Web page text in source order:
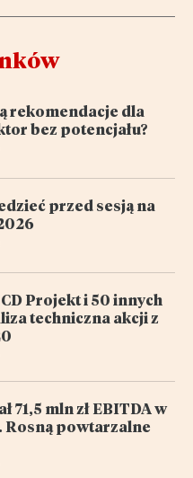
rekomendacje dla
bez potencjału?
przed sesją na
Projekt i 50 innych
techniczna akcji z
71,5 mln zł EBITDA w
powtarzalne